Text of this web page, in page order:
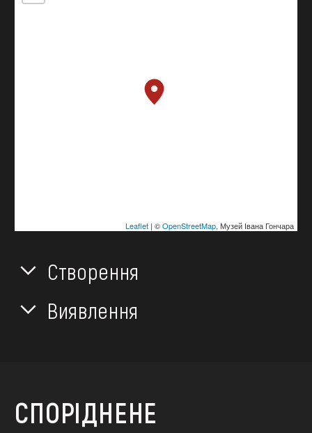
Leaflet| ©OpenStreetMap, Музей Івана Гончара
Створення
Виявлення
СПОРІДНЕНЕ